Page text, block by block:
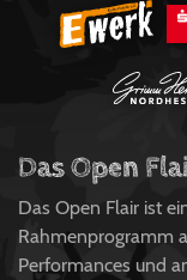
Das Open
Das Open Flair ist
Rahmenprogramm
Performances und